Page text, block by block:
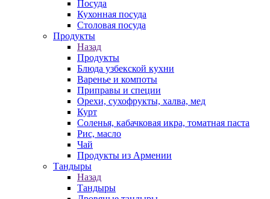
Посуда
Кухонная посуда
Столовая посуда
Продукты
Назад
Продукты
Блюда узбекской кухни
Варенье и компоты
Приправы и специи
Орехи, сухофрукты, халва, мед
Курт
Соленья, кабачковая икра, томатная паста
Рис, масло
Чай
Продукты из Армении
Тандыры
Назад
Тандыры